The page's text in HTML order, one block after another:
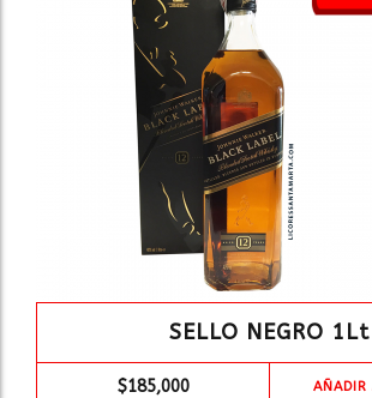
SELLO NEGRO 1Lt
$185,000 AÑADIR